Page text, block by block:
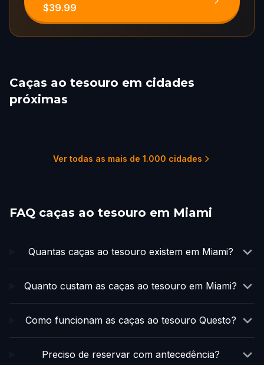
$39.99
Caças ao tesouro em cidades
próximas
Ver todas as mais de 1.000 cidades
FAQ caças ao tesouro em Miami
Quantas caças ao tesouro existem em Miami?
Quanto custam as caças ao tesouro em Miami?
Como funcionam as caças ao tesouro Questo?
Preciso de reservar com antecedência?